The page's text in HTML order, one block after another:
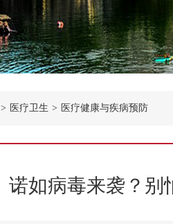
> 医疗卫生 > 医疗健康与疾病预防
诺如病毒来袭？别